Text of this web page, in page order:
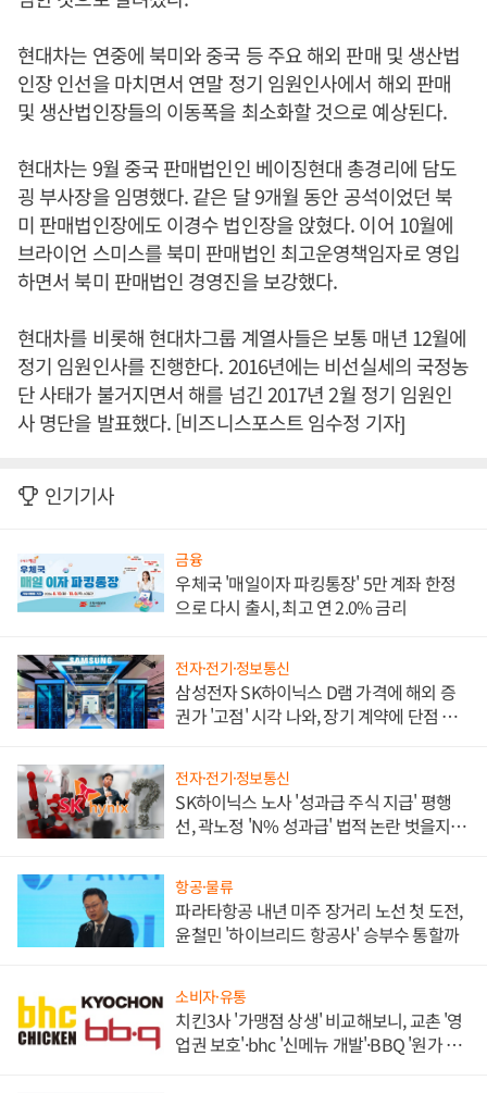
현대차는 연중에 북미와 중국 등 주요 해외 판매 및 생산법
인장 인선을 마치면서 연말 정기 임원인사에서 해외 판매
및 생산법인장들의 이동폭을 최소화할 것으로 예상된다.
현대차는 9월 중국 판매법인인 베이징현대 총경리에 담도
굉 부사장을 임명했다. 같은 달 9개월 동안 공석이었던 북
미 판매법인장에도 이경수 법인장을 앉혔다. 이어 10월에
브라이언 스미스를 북미 판매법인 최고운영책임자로 영입
하면서 북미 판매법인 경영진을 보강했다.
현대차를 비롯해 현대차그룹 계열사들은 보통 매년 12월에
정기 임원인사를 진행한다. 2016년에는 비선실세의 국정농
단 사태가 불거지면서 해를 넘긴 2017년 2월 정기 임원인
사 명단을 발표했다. [비즈니스포스트 임수정 기자]
인기기사
금융
우체국 '매일이자 파킹통장' 5만 계좌 한정
으로 다시 출시, 최고 연 2.0% 금리
전자·전기·정보통신
삼성전자 SK하이닉스 D램 가격에 해외 증
권가 '고점' 시각 나와, 장기 계약에 단점 부
전자·전기·정보통신
SK하이닉스 노사 '성과급 주식 지급' 평행
선, 곽노정 'N% 성과급' 법적 논란 벗을지 주
항공·물류
파라타항공 내년 미주 장거리 노선 첫 도전,
윤철민 '하이브리드 항공사' 승부수 통할까
소비자·유통
치킨3사 '가맹점 상생' 비교해보니, 교촌 '영
업권 보호'·bhc '신메뉴 개발'·BBQ '원가 부